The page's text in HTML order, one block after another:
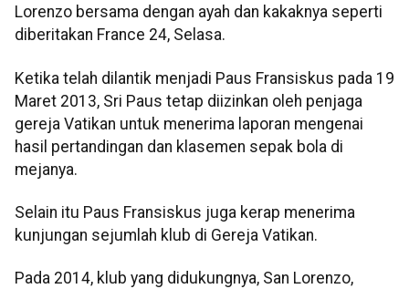
Lorenzo bersama dengan ayah dan kakaknya seperti
diberitakan France 24, Selasa.
Ketika telah dilantik menjadi Paus Fransiskus pada 19
Maret 2013, Sri Paus tetap diizinkan oleh penjaga
gereja Vatikan untuk menerima laporan mengenai
hasil pertandingan dan klasemen sepak bola di
mejanya.
Selain itu Paus Fransiskus juga kerap menerima
kunjungan sejumlah klub di Gereja Vatikan.
Pada 2014, klub yang didukungnya, San Lorenzo,